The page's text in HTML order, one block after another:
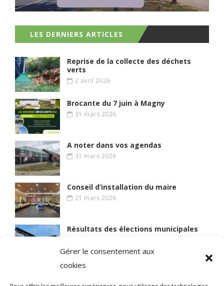
Gérer le consentement aux
cookies
LES DERNIERS ARTICLES
Reprise de la collecte des déchets
verts
2 avril 2026
Brocante du 7 juin à Magny
31 mars 2026
A noter dans vos agendas
31 mars 2026
Conseil d’installation du maire
21 mars 2026
Résultats des élections municipales